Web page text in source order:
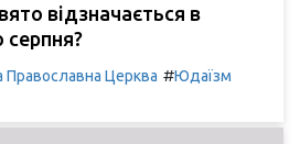
відзначається в
серпня?
Православна Церква #Юдаїзм